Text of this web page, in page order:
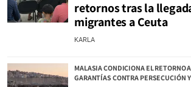
retornos tras la
migrantes a Ceuta
KARLA
MALASIA CONDICIONA EL RETORNO
GARANTÍAS CONTRA PERSECUCIÓN